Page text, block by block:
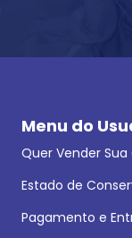
Menu do
Quer Vender
Estado de
Pagamento e